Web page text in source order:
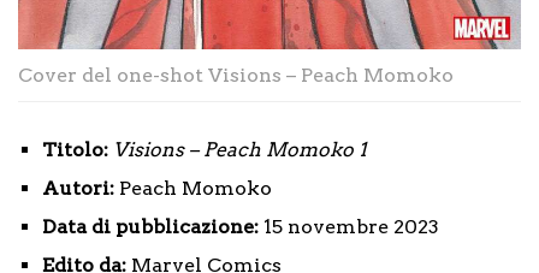
Cover del one-shot Visions – Peach Momoko
Titolo: Visions – Peach Momoko 1
Autori: Peach Momoko
Data di pubblicazione: 15 novembre 2023
Edito da: Marvel Comics